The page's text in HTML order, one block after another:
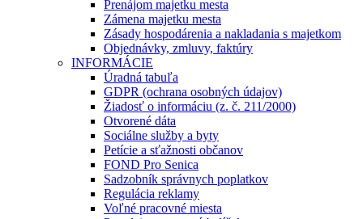
Prenájom majetku mesta
Zámena majetku mesta
Zásady hospodárenia a nakladania s majetkom
Objednávky, zmluvy, faktúry
INFORMÁCIE
Úradná tabuľa
GDPR (ochrana osobných údajov)
Žiadosť o informáciu (z. č. 211/2000)
Otvorené dáta
Sociálne služby a byty
Petície a sťažnosti občanov
FOND Pro Senica
Sadzobník správnych poplatkov
Regulácia reklamy
Voľné pracovné miesta